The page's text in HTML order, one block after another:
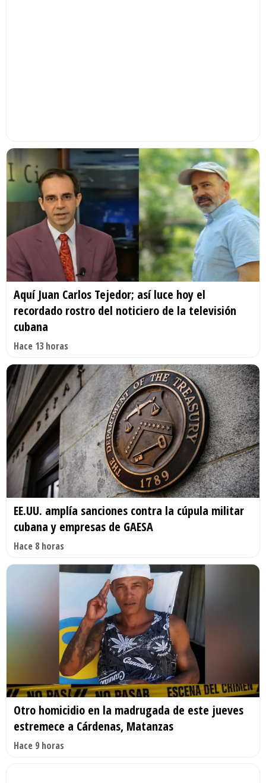
Aquí Juan Carlos Tejedor; así luce hoy el
recordado rostro del noticiero de la televisión
cubana
Hace 13 horas
EE.UU. amplía sanciones contra la cúpula militar
cubana y empresas de GAESA
Hace 8 horas
Otro homicidio en la madrugada de este jueves
estremece a Cárdenas, Matanzas
Hace 9 horas